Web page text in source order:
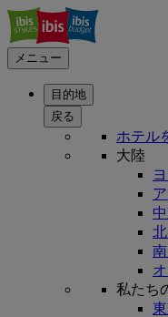
メニュー
目的地
戻る
ホテル
大陸
私たち